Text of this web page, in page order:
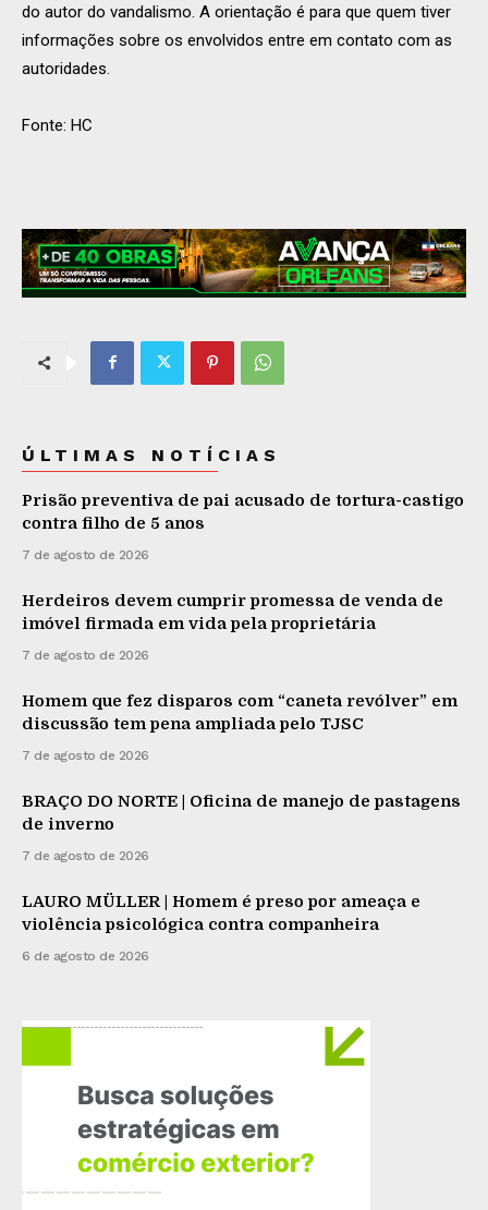
do autor do vandalismo. A orientação é para que quem tiver
informações sobre os envolvidos entre em contato com as
autoridades.
Fonte: HC
ÚLTIMAS NOTÍCIAS
Prisão preventiva de pai acusado de tortura-castigo
contra filho de 5 anos
7 de agosto de 2026
Herdeiros devem cumprir promessa de venda de
imóvel firmada em vida pela proprietária
7 de agosto de 2026
Homem que fez disparos com “caneta revólver” em
discussão tem pena ampliada pelo TJSC
7 de agosto de 2026
BRAÇO DO NORTE | Oficina de manejo de pastagens
de inverno
7 de agosto de 2026
LAURO MÜLLER | Homem é preso por ameaça e
violência psicológica contra companheira
6 de agosto de 2026